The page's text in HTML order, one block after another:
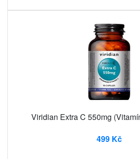
Viridian Extra C 550mg
499 Kč